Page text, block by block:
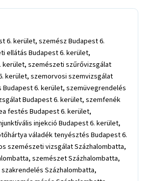
6. kerület, szemész Budapest 6.
ellátás Budapest 6. kerület,
kerület, szemészeti szűrővizsgálat
kerület, szemorvosi szemvizsgálat
6. kerület, szemüvegrendelés
Budapest 6. kerület, szemfenék
festés Budapest 6. kerület,
injekció Budapest 6. kerület,
váladék tenyésztés Budapest 6.
szemészeti vizsgálat Százhalombatta,
szemészet Százhalombatta,
Százhalombatta,